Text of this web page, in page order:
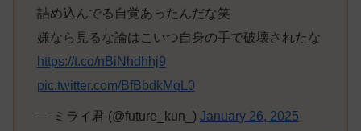
詰め込んでる自覚あったんだな笑
嫌なら見るな論はこいつ自身の手で破壊されたな
https://t.co/nBiNhdhhj9
pic.twitter.com/BfBbdkMqL0
— ミライ君 (@future_kun_) January 26, 2025